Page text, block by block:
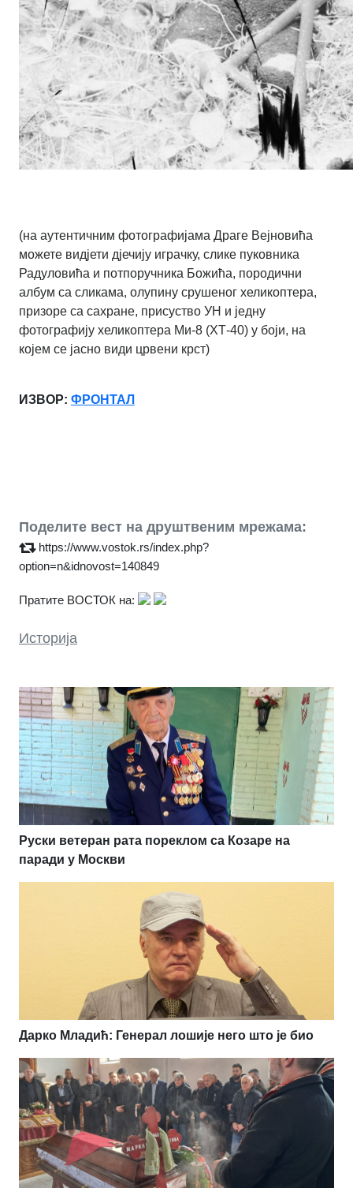
(на аутентичним фотографијама Драге Вејновића
можете видјети дјечију играчку, слике пуковника
Радуловића и потпоручника Божића, породични
албум са сликама, олупину срушеног хеликоптера,
призоре са сахране, присуство УН и једну
фотографију хеликоптера Ми-8 (ХТ-40) у боји, на
којем се јасно види црвени крст)
ИЗВОР: ФРОНТАЛ
Поделите вест на друштвеним мрежама:
https://www.vostok.rs/index.php?
option=n&idnovost=140849
Пратите ВОСТОК на:
Историја
Руски ветеран рата пореклом са Козаре на
паради у Москви
Дарко Младић: Генерал лошије него што је био